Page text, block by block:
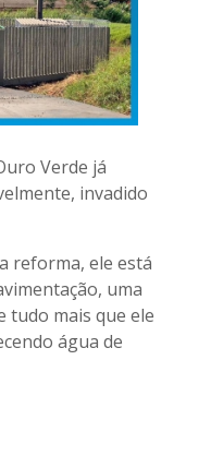
Verde já
invadido
reforma, ele está
uma
tudo mais que ele
água de